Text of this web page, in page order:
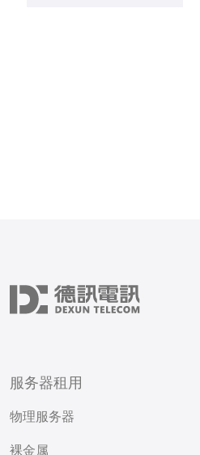
服务器租用
物理服务器
裸金属